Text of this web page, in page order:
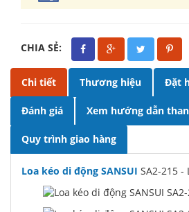
CHIA SẺ:
Chi tiết Thương hiệu Đặt
Đánh giá Xem hướng dẫn
Quy trình giao hàng
Loa kéo di động SANSUI SA2-215 -